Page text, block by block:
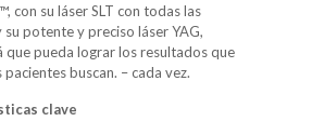
con su láser SLT con todas las
su potente y preciso láser YAG,
que pueda lograr los resultados que
pacientes buscan. – cada vez.
clave